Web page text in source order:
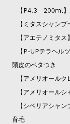
【P4.3 200ml】
【ミタスシャンプ
【アエテノミタス】
【P-UPテラヘル
頭皮のベタつき
【アメリオールク
【アメリオール
【シベリアシャン
育毛